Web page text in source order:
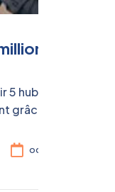
de
5 hubs
grâce à
oct. 02, 2025